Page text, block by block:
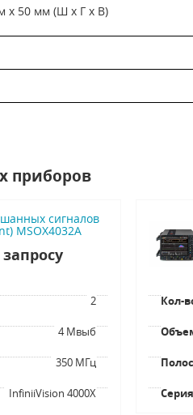
х 50 мм (Ш х Г х В)
приборов
сигналов
MSOX4032A
2
4 Мвыб
350 МГц
InfiniiVision 4000X
Кол-
Серия